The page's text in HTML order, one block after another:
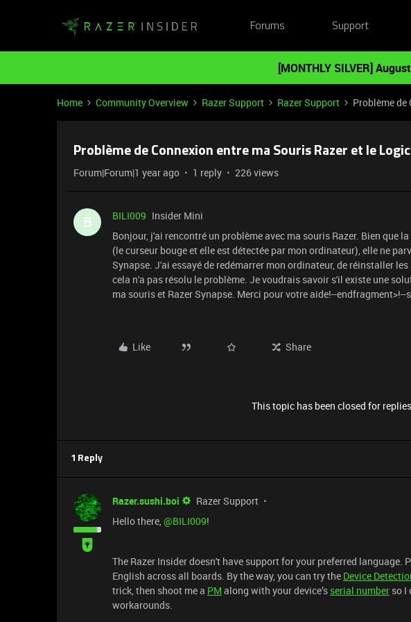
Forums Support
[MONTHLY SILVER]
Home Community Overview Razer Support Razer Support Problème de
Problème de Connexion entre ma Souris Razer et le
Forum|Forum|1 year ago 1 reply 226 views
B BILI009 Insider Mini
Bonjour, j'ai rencontré un problème avec ma souris Razer. Bien que
(le curseur bouge et elle est détectée par mon ordinateur), elle ne
Synapse. J'ai essayé de redémarrer mon ordinateur, de réinstaller
cela n'a pas résolu le problème. Je voudrais savoir s'il existe une
ma souris et Razer Synapse. Merci pour votre aide!--
Like Share
This topic has been closed for
1 Reply
Razer.sushi.boi Razer Support
Hello there, ​@BILI009!
The Razer Insider doesn't have support for your preferred language.
English across all boards. By the way, you can try the Device
trick, then shoot me a PM along with your device’s serial number so I
workarounds.